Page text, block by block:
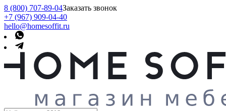
8 (800) 707-89-04Заказать звонок
+7 (967) 909-04-40
hello@homesoffit.ru